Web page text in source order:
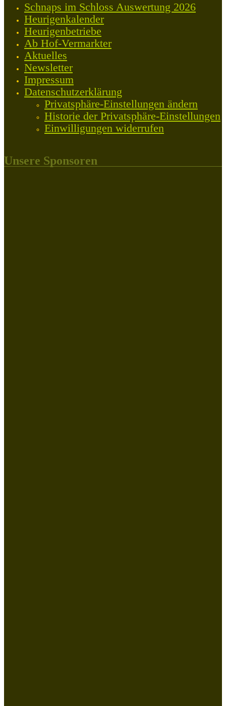
Schnaps im Schloss Auswertung 2026
Heurigenkalender
Heurigenbetriebe
Ab Hof-Vermarkter
Aktuelles
Newsletter
Impressum
Datenschutzerklärung
Privatsphäre-Einstellungen ändern
Historie der Privatsphäre-Einstellungen
Einwilligungen widerrufen
Unsere Sponsoren